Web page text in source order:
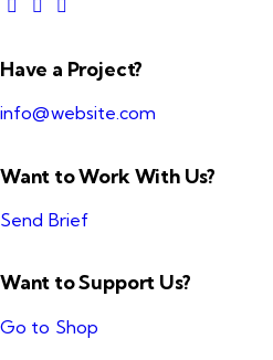
Have a Project?
info@website.com
Want to Work With Us?
Send Brief
Want to Support Us?
Go to Shop